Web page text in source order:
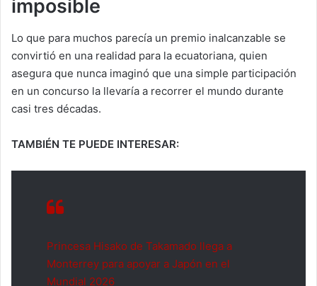
imposible
Lo que para muchos parecía un premio inalcanzable se
convirtió en una realidad para la ecuatoriana, quien
asegura que nunca imaginó que una simple participación
en un concurso la llevaría a recorrer el mundo durante
casi tres décadas.
TAMBIÉN TE PUEDE INTERESAR:
Princesa Hisako de Takamado llega a
Monterrey para apoyar a Japón en el
Mundial 2026